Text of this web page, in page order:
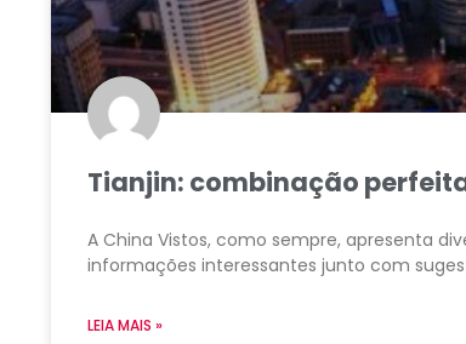
Tianjin: combinação
A China Vistos, como sempre, apresenta
informações interessantes junto com
LEIA MAIS »